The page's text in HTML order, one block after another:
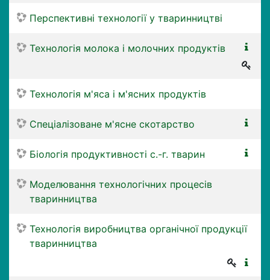
Перспективні технології у тваринництві
Технологія молока і молочних продуктів
Технологія м'яса і м'ясних продуктів
Спеціалізоване м'ясне скотарство
Біологія продуктивності с.-г. тварин
Моделювання технологічних процесів
тваринництва
Технологія виробництва органічної продукції
тваринництва